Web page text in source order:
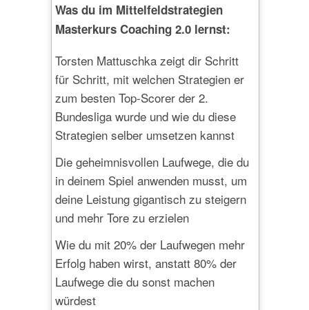
Was du im Mittelfeldstrategien
Masterkurs Coaching 2.0 lernst:
Torsten Mattuschka zeigt dir Schritt
für Schritt, mit welchen Strategien er
zum besten Top-Scorer der 2.
Bundesliga wurde und wie du diese
Strategien selber umsetzen kannst
Die geheimnisvollen Laufwege, die du
in deinem Spiel anwenden musst, um
deine Leistung gigantisch zu steigern
und mehr Tore zu erzielen
Wie du mit 20% der Laufwegen mehr
Erfolg haben wirst, anstatt 80% der
Laufwege die du sonst machen
würdest